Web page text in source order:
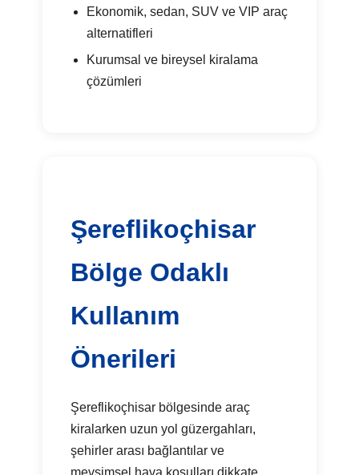
Ekonomik, sedan, SUV ve VIP araç
alternatifleri
Kurumsal ve bireysel kiralama
çözümleri
Şereflikoçhisar
Bölge Odaklı
Kullanım
Önerileri
Şereflikoçhisar bölgesinde araç
kiralarken uzun yol güzergahları,
şehirler arası bağlantılar ve
mevsimsel hava koşulları dikkate